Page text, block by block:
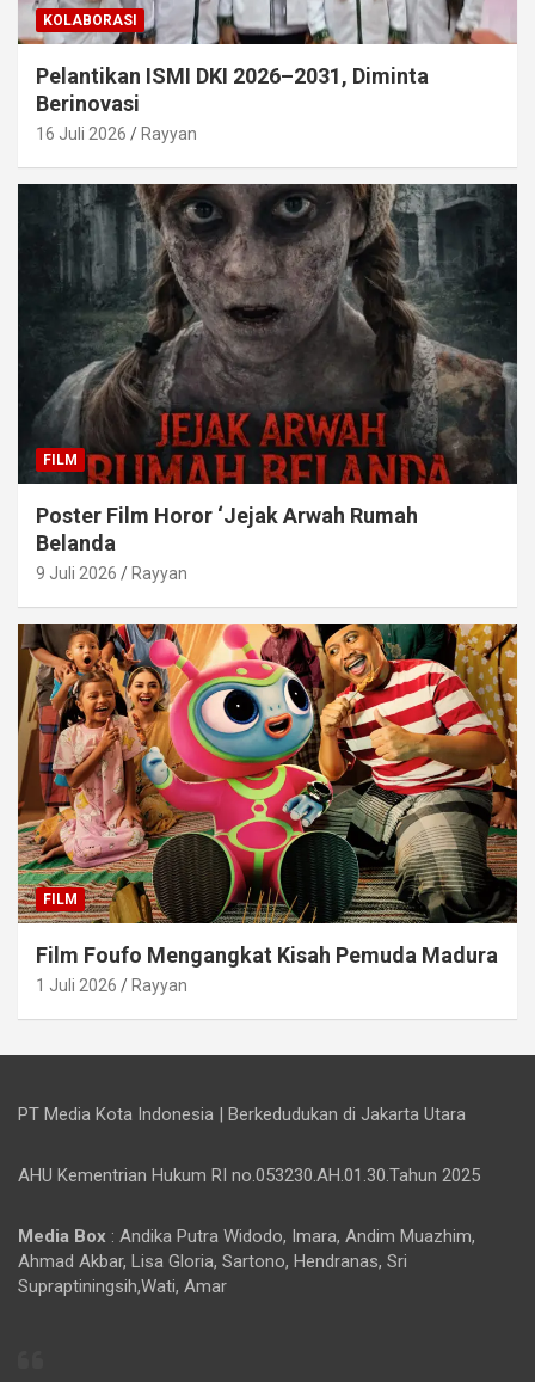
KOLABORASI
Pelantikan ISMI DKI 2026–2031, Diminta
Berinovasi
16 Juli 2026 Rayyan
FILM
Poster Film Horor ‘Jejak Arwah Rumah
Belanda
9 Juli 2026 Rayyan
FILM
Film Foufo Mengangkat Kisah Pemuda Madura
1 Juli 2026 Rayyan
PT Media Kota Indonesia | Berkedudukan di Jakarta Utara
AHU Kementrian Hukum RI no.053230.AH.01.30.Tahun 2025
Media Box : Andika Putra Widodo, Imara, Andim Muazhim,
Ahmad Akbar, Lisa Gloria, Sartono, Hendranas, Sri
Supraptiningsih,Wati, Amar